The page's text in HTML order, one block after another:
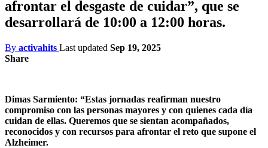
afrontar el desgaste de cuidar”, que se
desarrollará de 10:00 a 12:00 horas.
By activahits Last updated Sep 19, 2025
Share
Dimas Sarmiento: “Estas jornadas reafirman nuestro
compromiso con las personas mayores y con quienes cada día
cuidan de ellas. Queremos que se sientan acompañados,
reconocidos y con recursos para afrontar el reto que supone el
Alzheimer.